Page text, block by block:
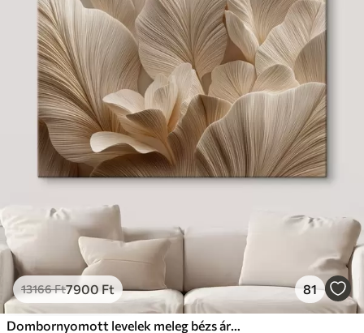
13166Ft7900 Ft 81
Dombornyomott levelek meleg bézs árnyalatokban